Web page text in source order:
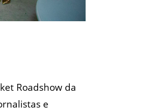
Roadshow da
e